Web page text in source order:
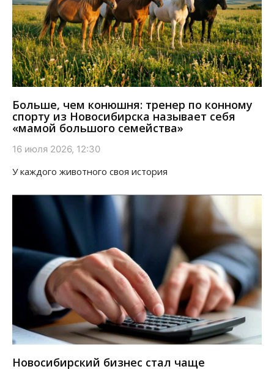
Больше, чем конюшня: тренер по конному
спорту из Новосибирска называет себя
«мамой большого семейства»
16 июля 2026, 12:30
У каждого животного своя история
Новосибирский бизнес стал чаще